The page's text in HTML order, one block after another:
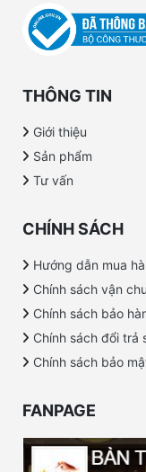
THÔNG TIN
Giới thiệu
Sản phẩm
Tư vấn
CHÍNH SÁCH
Hướng dẫn mua
Chính sách vận
Chính sách bảo
Chính sách đổi trả
Chính sách bảo
FANPAGE